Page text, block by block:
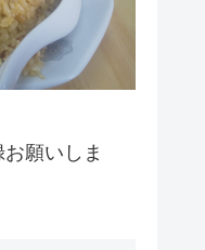
願いしま